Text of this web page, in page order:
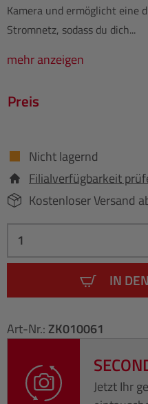
Kamera und ermöglicht eine
Stromnetz, sodass du dich...
mehr anzeigen
Preis
Nicht lagernd
Filialverfügbarkeit
Kostenloser Versand
IN
Art-Nr.: ZK010061
Jetzt Ihr